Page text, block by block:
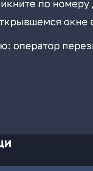
по
окне
оператор